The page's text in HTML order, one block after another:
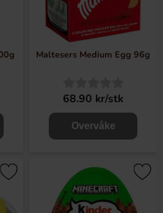
Maltesers Medium Egg 96g
68.90 kr/stk
Overvåke